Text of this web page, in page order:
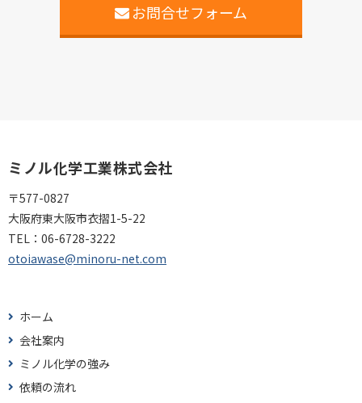
お問合せフォーム
ミノル化学工業株式会社
〒577-0827
大阪府東大阪市衣摺1-5-22
TEL： 06-6728-3222
otoiawase@minoru-net.com
ホーム
会社案内
ミノル化学の強み
依頼の流れ